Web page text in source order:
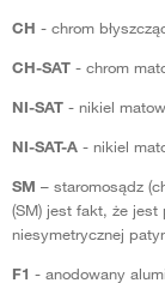
CH - chrom
CH-SAT - chrom
NI-SAT - nikiel
NI-SAT-A - nikiel
SM – staromosądz
(SM) jest fakt, że jest
niesymetrycznej
F1 - anodowany